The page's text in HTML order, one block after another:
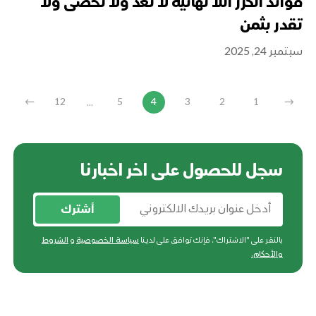
تقدر بثمن
سبتمبر 24, 2025
→
1
2
3
4
5
...
12
←
سجل للحصول على اخر اخبارنا
أشترك
بالنقر على "الاشتراك"، فإنك توافق على لدينا سياسة الخصوصية و الشروط
والأحكام.